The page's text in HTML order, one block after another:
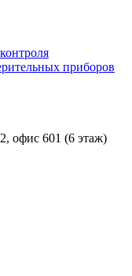
приборов
офис 601 (6 этаж)